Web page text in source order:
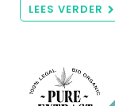
LEES VERDER